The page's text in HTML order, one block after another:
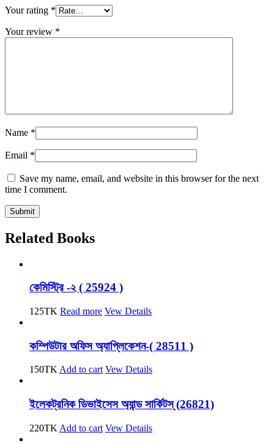
Your rating *
Your review *
Name *
Email *
Save my name, email, and website in this browser for the next
time I comment.
Related Books
কেমিস্ট্রি -২ ( 25924 )
125TK Read more Vew Details
কম্পিউটার অফিস অ্যাপ্লিকেশন-( 28511 )
150TK Add to cart Vew Details
ইলেকট্রনিক ডিভাইসেস অ্যান্ড সার্কিটস্ (26821)
220TK Add to cart Vew Details